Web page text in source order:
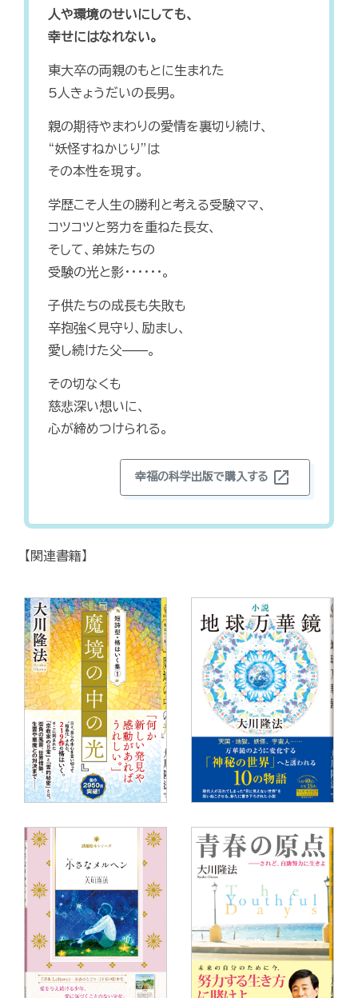
人や環境のせいにしても、
幸せにはなれない。
東大卒の両親のもとに生まれた
5人きょうだいの長男。
親の期待やまわりの愛情を裏切り続け、
“妖怪すねかじり”は
その本性を現す。
学歴こそ人生の勝利と考える受験ママ、
コツコツと努力を重ねた長女、
そして、弟妹たちの
受験の光と影･･････。
子供たちの成長も失敗も
辛抱強く見守り、励まし、
愛し続けた父——。
その切なくも
慈悲深い想いに、
心が締めつけられる。
幸福の科学出版で購入する open_in_new
【関連書籍】